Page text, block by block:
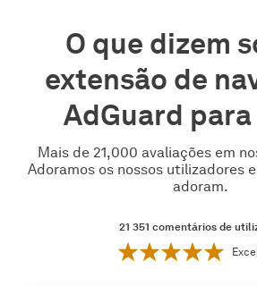
O que dizem
extensão de
AdGuard
Mais de 21,000 avaliações em
Adoramos os nossos utilizadores
adoram.
21 351 comentários de